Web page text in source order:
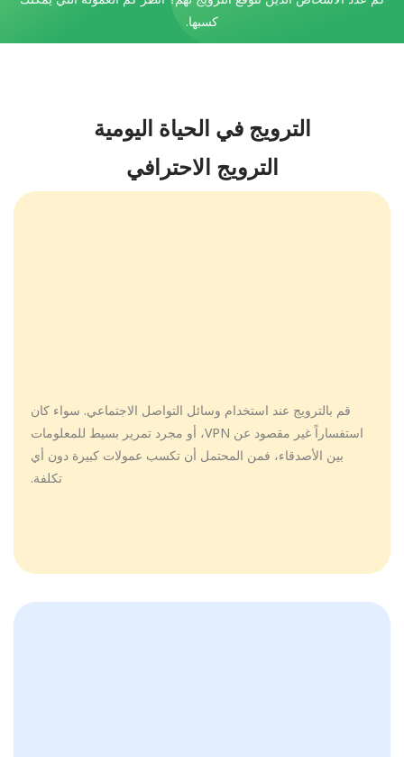
كسبها.
الترويج في الحياة اليومية
الترويج الاحترافي
قم بالترويج عند استخدام وسائل التواصل الاجتماعي. سواء كان
استفساراً غير مقصود عن VPN، أو مجرد تمرير بسيط للمعلومات
بين الأصدقاء، فمن المحتمل أن تكسب عمولات كبيرة دون أي
تكلفة.